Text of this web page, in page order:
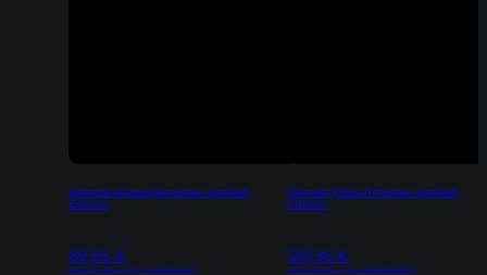
Damast Allzweckmesser Limited
Edition
89,95 €
Inkl. 19% MwSt | zzgl. Versandkosten
Damast Fleischmesser Limited
Edition
129,95 €
Inkl. 19% MwSt | zzgl. Versandkosten